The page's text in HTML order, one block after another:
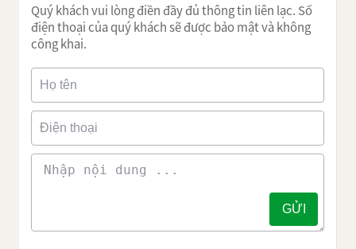
Quý khách vui lòng điền đầy đủ thông tin liên lạc. Số
điện thoại của quý khách sẽ được bảo mật và không
công khai.